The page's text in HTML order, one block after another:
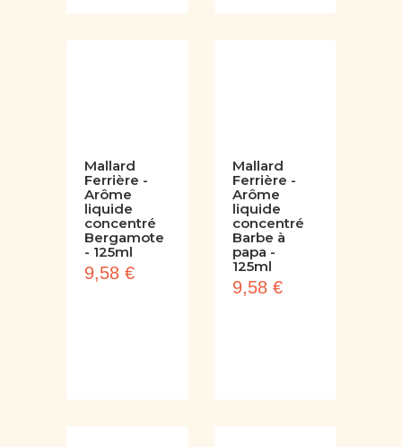
Mallard
Ferrière -
Arôme
liquide
concentré
Bergamote
- 125ml
Mallard
Ferrière -
Arôme
liquide
concentré
Barbe à
papa -
125ml